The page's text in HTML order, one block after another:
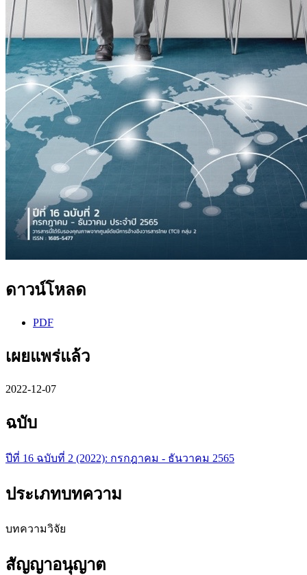
ดาวน์โหลด
PDF
เผยแพร่แล้ว
2022-12-07
ฉบับ
ปีที่ 16 ฉบับที่ 2 (2022): กรกฎาคม - ธันวาคม 2565
ประเภทบทความ
บทความวิจัย
สัญญาอนุญาต